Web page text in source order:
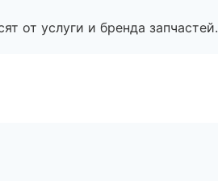
от услуги и бренда запчастей.